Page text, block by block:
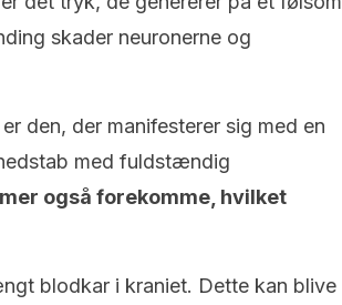
skader neuronerne og
den, der manifesterer sig med en
med fuldstændig
også forekomme, hvilket
blodkar i kraniet. Dette kan blive